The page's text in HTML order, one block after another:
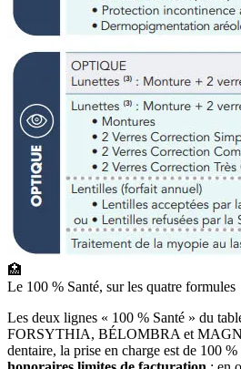
🏥
Le 100 % Santé, sur les quatre formules
Les deux lignes « 100 % Santé » du
FORSYTHIA, BÉLOMBRA et
dentaire, la prise en charge est de 100